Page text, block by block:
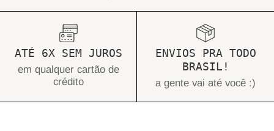
ATÉ 6X SEM JUROS
em qualquer cartão de
crédito
ENVIOS PRA TODO
BRASIL!
a gente vai até você :)